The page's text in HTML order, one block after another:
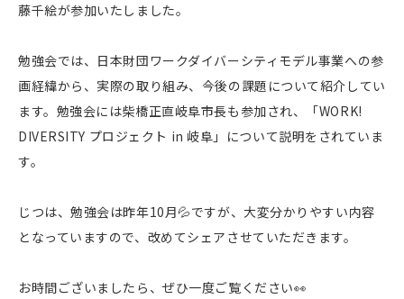
藤千絵が参加いたしました。
勉強会では、日本財団ワークダイバーシティモデル事業への参
画経緯から、実際の取り組み、今後の課題について紹介してい
ます。勉強会には柴橋正直岐阜市長も参加され、「WORK!
DIVERSITY プロジェクト in 岐阜」について説明をされていま
す。
じつは、勉強会は昨年10月💦ですが、大変分かりやすい内容
となっていますので、改めてシェアさせていただきます。
お時間ございましたら、ぜひ一度ご覧ください👀